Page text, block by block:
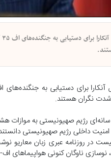
شدت نگران هستند.
ر سانه‌ای رژیم صهیونیستی به
امنیت داخلی رژیم صهیونیستی
در روزنامه عبری زبان
هواپیماهای اف-۱۶ و توسعه جنگنده قان ترکیه می شود.